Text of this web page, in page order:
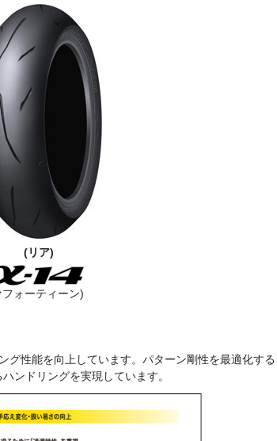
(リア)
ォーティーン)
性能を向上しています。パターン剛性を最適化す
ンドリングを実現しています。